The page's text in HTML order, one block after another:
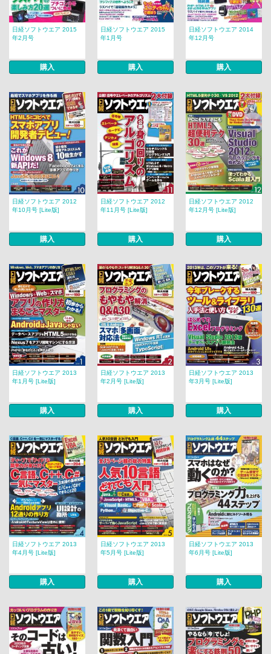
日経ソフトウエア 2015
年2月号
購入
日経ソフトウエア 2015
年1月号
購入
日経ソフトウエア 2014
年12月号
購入
日経ソフトウエア 2012
年10月号 [Lite版]
購入
日経ソフトウエア 2012
年11月号 [Lite版]
購入
日経ソフトウエア 2012
年12月号 [Lite版]
購入
日経ソフトウエア 2013
年1月号 [Lite版]
購入
日経ソフトウエア 2013
年2月号 [Lite版]
購入
日経ソフトウエア 2013
年3月号 [Lite版]
購入
日経ソフトウエア 2013
年4月号 [Lite版]
購入
日経ソフトウエア 2013
年5月号 [Lite版]
購入
日経ソフトウエア 2013
年6月号 [Lite版]
購入